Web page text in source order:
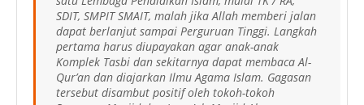
SDIT, SMPIT SMAIT, malah jika Allah memberi jalan
dapat berlanjut sampai Perguruan Tinggi. Langkah
pertama harus diupayakan agar anak-anak
Komplek Tasbi dan sekitarnya dapat membaca Al-
Qur’an dan diajarkan Ilmu Agama Islam. Gagasan
tersebut disambut positif oleh tokoh-tokoh